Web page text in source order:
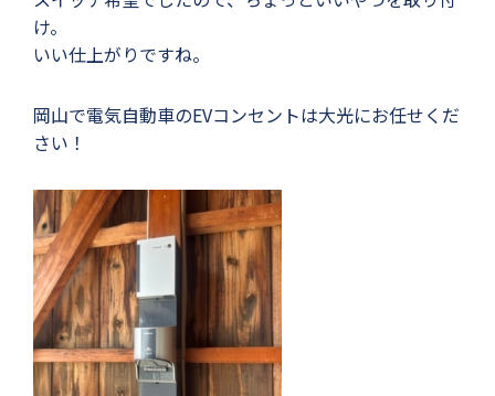
け。
いい仕上がりですね。
岡山で電気自動車のEVコンセントは大光にお任せくだ
さい！